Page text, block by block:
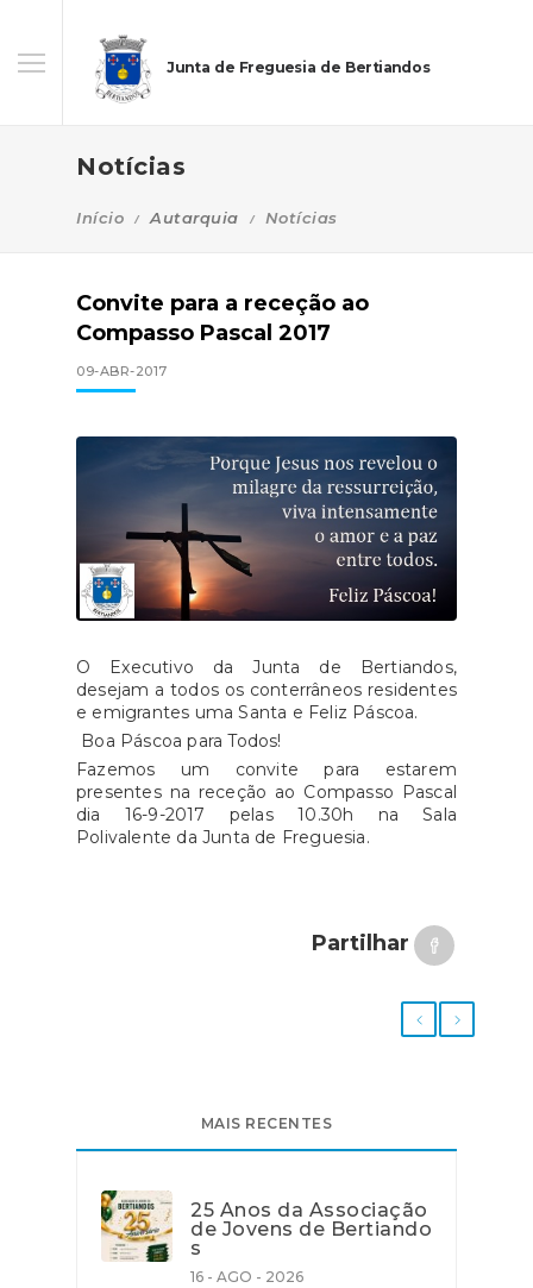
Junta de Freguesia de Bertiandos
Notícias
Início Autarquia Notícias
Convite para a receção ao
Compasso Pascal 2017
09-ABR-2017
O Executivo da Junta de Bertiandos,
desejam a todos os conterrâneos residentes
e emigrantes uma Santa e Feliz Páscoa.
Boa Páscoa para Todos!
Fazemos um convite para estarem
presentes na receção ao Compasso Pascal
dia 16-9-2017 pelas 10.30h na Sala
Polivalente da Junta de Freguesia.
Partilhar
MAIS RECENTES
25 Anos da Associação
de Jovens de Bertiando
s
16 - AGO - 2026